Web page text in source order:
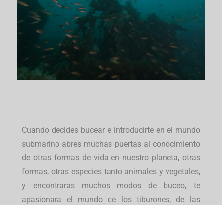
Cuando decides bucear e introducirte en el mundo
submarino abres muchas puertas al conocimiento
de otras formas de vida en nuestro planeta, otras
formas, otras especies tanto animales y vegetales,
y encontraras muchos modos de buceo, te
apasionara el mundo de los tiburones, de las